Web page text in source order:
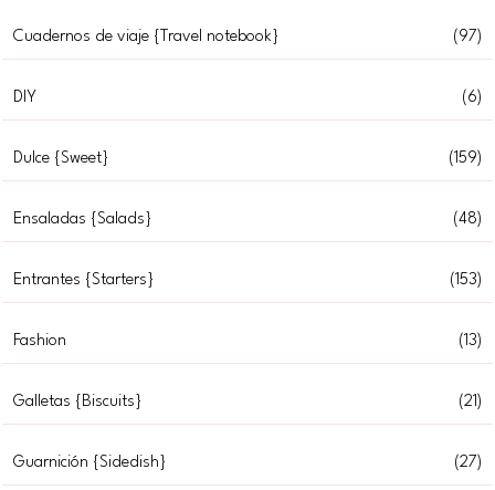
Cuadernos de viaje {Travel notebook} (97)
DIY (6)
Dulce {Sweet} (159)
Ensaladas {Salads} (48)
Entrantes {Starters} (153)
Fashion (13)
Galletas {Biscuits} (21)
Guarnición {Sidedish} (27)